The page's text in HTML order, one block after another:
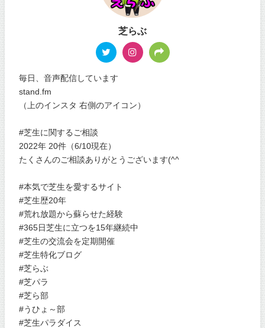
芝らぶ
毎日、音声配信しています
stand.fm
（上のインスタ 右側のアイコン）
#芝生に関するご相談
2022年 20件（6/10現在）
たくさんのご相談ありがとうございます(^^
#本気で芝生を愛するサイト
#芝生歴20年
#荒れ放題から蘇らせた経験
#365日芝生に立つを15年継続中
#芝生の交流会を定期開催
#芝生特化ブログ
#芝らぶ
#芝パラ
#芝ら部
#うひょ～部
#芝生パラダイス